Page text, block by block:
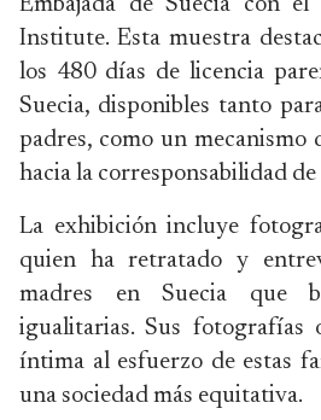
Embajada de Suecia con
Institute. Esta muestra
los 480 días de licencia
Suecia, disponibles tanto
padres, como un mecanismo
hacia la corresponsabilidad de
La exhibición incluye
quien ha retratado y
madres en Suecia que
igualitarias. Sus fotografías
íntima al esfuerzo de estas
una sociedad más equitativa.